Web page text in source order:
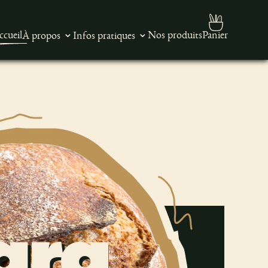
À propos Infos pratiques Nos produitsPanier